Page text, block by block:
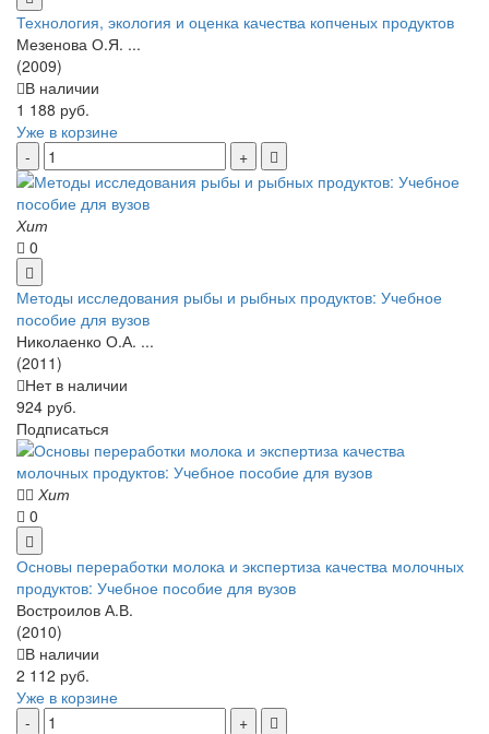
Технология, экология и оценка качества копченых продуктов
Мезенова О.Я. ...
(2009)
В наличии
1 188 руб.
Уже в корзине
Хит
0
Методы исследования рыбы и рыбных продуктов: Учебное
пособие для вузов
Николаенко О.А. ...
(2011)
Нет в наличии
924 руб.
Подписаться
Хит
0
Основы переработки молока и экспертиза качества молочных
продуктов: Учебное пособие для вузов
Востроилов А.В.
(2010)
В наличии
2 112 руб.
Уже в корзине